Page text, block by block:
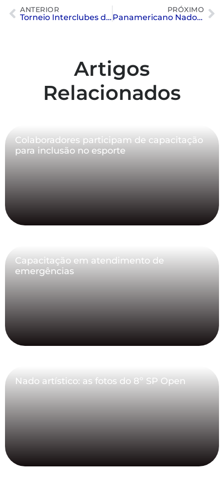
ANTERIOR
Torneio Interclubes de Voleibol | 2004-2005 Feminino
PRÓXIMO
Panamericano Nado Sincronizado | Porto Rico
Artigos
Relacionados
Colaboradores participam de capacitação
para inclusão no esporte
Capacitação em atendimento de
emergências
Nado artístico: as fotos do 8º SP Open